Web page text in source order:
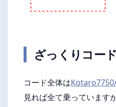
ざっくりコー
コード全体は
見れば全て乗っています